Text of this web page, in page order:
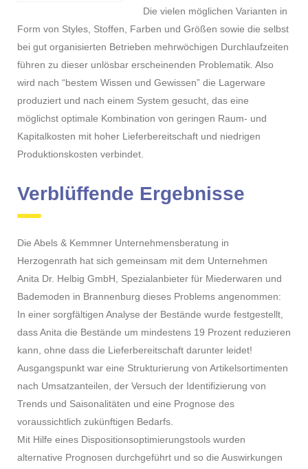
Die vielen möglichen Varianten in
Form von Styles, Stoffen, Farben und Größen sowie die selbst
bei gut organisierten Betrieben mehrwöchigen Durchlaufzeiten
führen zu dieser unlösbar erscheinenden Problematik. Also
wird nach “bestem Wissen und Gewissen” die Lagerware
produziert und nach einem System gesucht, das eine
möglichst optimale Kombination von geringen Raum- und
Kapitalkosten mit hoher Lieferbereitschaft und niedrigen
Produktionskosten verbindet.
Verblüffende Ergebnisse
Die Abels & Kemmner Unternehmensberatung in
Herzogenrath hat sich gemeinsam mit dem Unternehmen
Anita Dr. Helbig GmbH, Spezialanbieter für Miederwaren und
Bademoden in Brannenburg dieses Problems angenommen:
In einer sorgfältigen Analyse der Bestände wurde festgestellt,
dass Anita die Bestände um mindestens 19 Prozent reduzieren
kann, ohne dass die Lieferbereitschaft darunter leidet!
Ausgangspunkt war eine Strukturierung von Artikelsortimenten
nach Umsatzanteilen, der Versuch der Identifizierung von
Trends und Saisonalitäten und eine Prognose des
voraussichtlich zukünftigen Bedarfs.
Mit Hilfe eines Dispositionsoptimierungstools wurden
alternative Prognosen durchgeführt und so die Auswirkungen